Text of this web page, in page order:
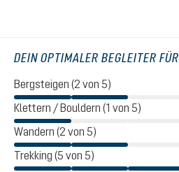
DEIN OPTIMALER BEGLEITER FÜR
Bergsteigen (2 von 5)
Klettern / Bouldern (1 von 5)
Wandern (2 von 5)
Trekking (5 von 5)